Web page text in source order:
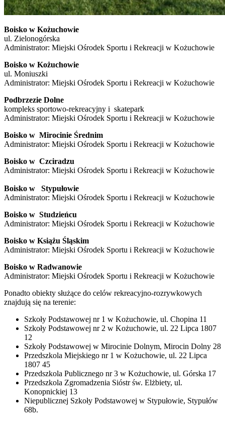
Boisko w Kożuchowie
ul. Zielonogórska
Administrator: Miejski Ośrodek Sportu i Rekreacji w Kożuchowie
Boisko w Kożuchowie
ul. Moniuszki
Administrator: Miejski Ośrodek Sportu i Rekreacji w Kożuchowie
Podbrzezie Dolne
kompleks sportowo-rekreacyjny i skatepark
Administrator: Miejski Ośrodek Sportu i Rekreacji w Kożuchowie
Boisko w Mirocinie Średnim
Administrator: Miejski Ośrodek Sportu i Rekreacji w Kożuchowie
Boisko w Czciradzu
Administrator: Miejski Ośrodek Sportu i Rekreacji w Kożuchowie
Boisko w Stypułowie
Administrator: Miejski Ośrodek Sportu i Rekreacji w Kożuchowie
Boisko w Studzieńcu
Administrator: Miejski Ośrodek Sportu i Rekreacji w Kożuchowie
Boisko w Książu Śląskim
Administrator: Miejski Ośrodek Sportu i Rekreacji w Kożuchowie
Boisko w Radwanowie
Administrator: Miejski Ośrodek Sportu i Rekreacji w Kożuchowie
Ponadto obiekty służące do celów rekreacyjno-rozrywkowych
znajdują się na terenie:
Szkoły Podstawowej nr 1 w Kożuchowie, ul. Chopina 11
Szkoły Podstawowej nr 2 w Kożuchowie, ul. 22 Lipca 1807
12
Szkoły Podstawowej w Mirocinie Dolnym, Mirocin Dolny 28
Przedszkola Miejskiego nr 1 w Kożuchowie, ul. 22 Lipca
1807 45
Przedszkola Publicznego nr 3 w Kożuchowie, ul. Górska 17
Przedszkola Zgromadzenia Sióstr św. Elżbiety, ul.
Konopnickiej 13
Niepublicznej Szkoły Podstawowej w Stypułowie, Stypułów
68b.